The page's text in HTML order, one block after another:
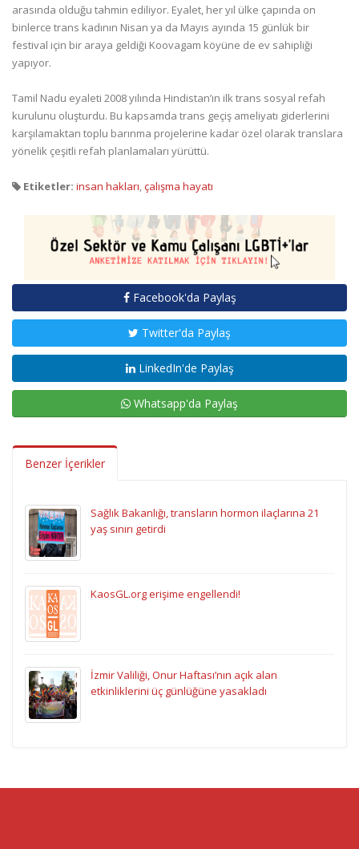
arasında olduğu tahmin ediliyor. Eyalet, her yıl ülke çapında on
binlerce trans kadının Nisan ya da Mayıs ayında 15 günlük bir
festival için bir araya geldiği Koovagam köyüne de ev sahipliği
yapıyor.
Tamil Nadu eyaleti 2008 yılında Hindistan’ın ilk trans sosyal refah
kurulunu oluşturdu. Bu kapsamda trans geçiş ameliyatı giderlerini
karşılamaktan toplu barınma projelerine kadar özel olarak translara
yönelik çeşitli refah planlamaları yürüttü.
Etiketler: insan hakları,çalışma hayatı
Facebook'da Paylaş
Twitter'da Paylaş
LinkedIn'de Paylaş
Whatsapp'da Paylaş
Benzer İçerikler
Sağlık Bakanlığı, transların hormon ilaçlarına 21
yaş sınırı getirdi
KaosGL.org erişime engellendi!
İzmir Valiliği, Onur Haftası’nın açık alan
etkinliklerini üç günlüğüne yasakladı